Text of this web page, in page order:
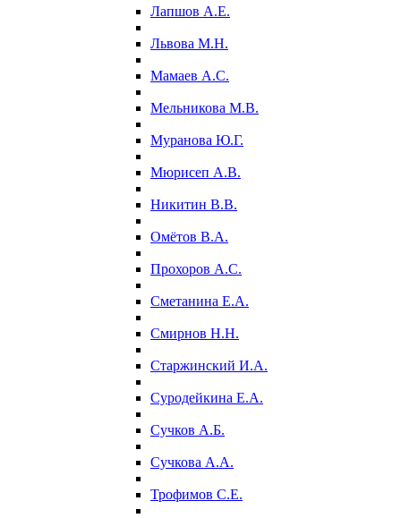
Лапшов А.Е.
Львова М.Н.
Мамаев А.С.
Мельникова М.В.
Муранова Ю.Г.
Мюрисеп А.В.
Никитин В.В.
Омётов В.А.
Прохоров А.С.
Сметанина Е.А.
Смирнов Н.Н.
Старжинский И.А.
Суродейкина Е.А.
Сучков А.Б.
Сучкова А.А.
Трофимов С.Е.